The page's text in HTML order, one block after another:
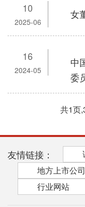
10
2025-06
女
16
2024-05
中
委
共1页
友情链接：
地方上市公
行业网站